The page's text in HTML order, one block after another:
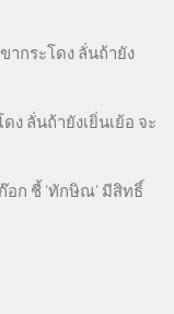
ากระโดง ลั่นถ้ายัง
ง ลั่นถ้ายังเยิ่นเย้อ จะ
อก ชี้ ‘ทักษิณ’ มีสิทธิ์